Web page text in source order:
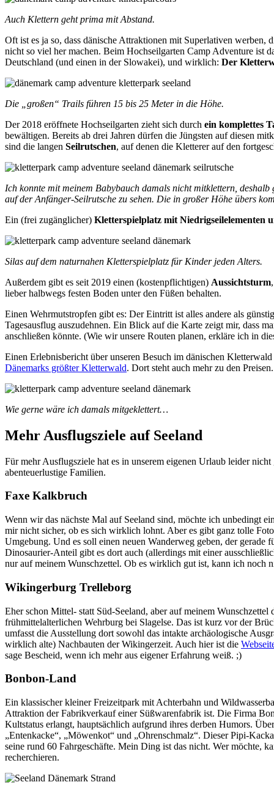
Auch Klettern geht prima mit Abstand.
Oft ist es ja so, dass dänische Attraktionen mit Superlativen
nicht so viel her machen. Beim Hochseilgarten Camp Adventure ist
Deutschland (und einen in der Slowakei), und wirklich: Der
Die „großen“ Trails führen 15 bis 25 Meter in die Höhe.
Der 2018 eröffnete Hochseilgarten zieht sich durch ein komplettes
bewältigen. Bereits ab drei Jahren dürfen die Jüngsten auf diesen
sind die langen Seilrutschen, auf denen die Kletterer auf den
Ich konnte mit meinem Babybauch damals nicht mitklettern,
auf der Anfänger-Seilrutsche zu sehen. Die in großer Höhe übers
Ein (frei zugänglicher) Kletterspielplatz mit Niedrigseilelementen
Silas auf dem naturnahen Kletterspielplatz für Kinder jeden Alters.
Außerdem gibt es seit 2019 einen (kostenpflichtigen) Aussichtsturm
lieber halbwegs festen Boden unter den Füßen behalten.
Einen Wehrmutstropfen gibt es: Der Eintritt ist alles andere als
Tagesausflug auszudehnen. Ein Blick auf die Karte zeigt mir, dass
anschließen könnte. (Wie wir unsere Routen planen, erkläre ich in
Einen Erlebnisbericht über unseren Besuch im dänischen
Dänemarks größter Kletterwald. Dort steht auch mehr zu den Preisen.
Wie gerne wäre ich damals mitgeklettert…
Mehr Ausflugsziele auf Seeland
Für mehr Ausflugsziele hat es in unserem eigenen Urlaub leider
abenteuerlustige Familien.
Faxe Kalkbruch
Wenn wir das nächste Mal auf Seeland sind, möchte ich unbedingt
mir nicht sicher, ob es sich wirklich lohnt. Aber es gibt ganz tolle
Umgebung. Und es soll einen neuen Wanderweg geben, der
Dinosaurier-Anteil gibt es dort auch (allerdings mit einer
nur auf meinem Wunschzettel. Ob es wirklich gut ist, kann ich noch
Wikingerburg Trelleborg
Eher schon Mittel- statt Süd-Seeland, aber auf meinem
frühmittelalterlichen Wehrburg bei Slagelse. Das ist kurz vor der
umfasst die Ausstellung dort sowohl das intakte archäologische
wirklich alte) Nachbauten der Wikingerzeit. Auch hier ist die
sage Bescheid, wenn ich mehr aus eigener Erfahrung weiß. ;)
Bonbon-Land
Ein klassischer kleiner Freizeitpark mit Achterbahn und
Attraktion der Fabrikverkauf einer Süßwarenfabrik ist. Die Firma
Kultstatus erlangt, hauptsächlich aufgrund ihres derben Humors.
„Entenkacke“, „Möwenkot“ und „Ohrenschmalz“. Dieser Pipi-
seine rund 60 Fahrgeschäfte. Mein Ding ist das nicht. Wer möchte,
recherchieren.